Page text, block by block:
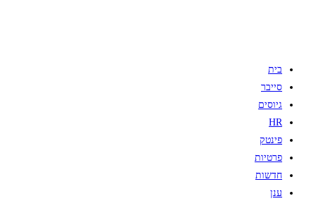
בית
סייבר
גיוסים
HR
פינטק
פרטיות
חדשות
ענן